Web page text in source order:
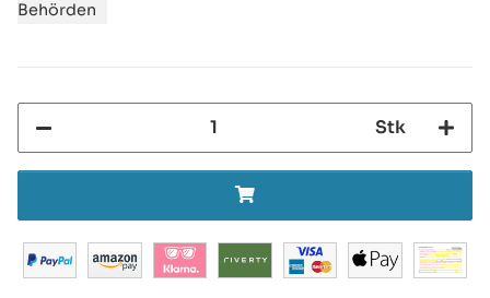
Behörden
Stk